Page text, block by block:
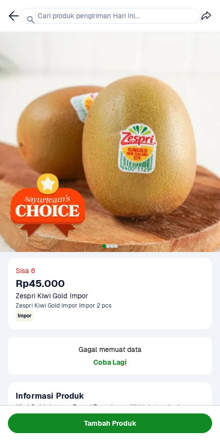
Tambah Produk
Sisa 6
Rp45.000
Zespri Kiwi Gold Impor
Zespri Kiwi Gold Impor Impor 2 pcs
Impor
Gagal memuat data
Coba Lagi
Informasi Produk
Kiwi Gold dengan Brand Zespri memiliki tekstur daging
dibandingkan kiwi green. Dapat dinikmati sebagai camilan,
Cari produk pengiriman Hari Ini...